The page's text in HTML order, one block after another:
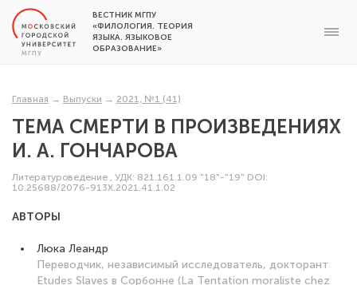
ВЕСТНИК МГПУ
«ФИЛОЛОГИЯ. ТЕОРИЯ
ЯЗЫКА. ЯЗЫКОВОЕ
ОБРАЗОВАНИЕ»
Главная → Выпуски → 2021, №1 (41)
ТЕМА СМЕРТИ В ПРОИЗВЕДЕНИЯХ
И. А. ГОНЧАРОВА
Литературоведение , УДК: 821.161.1.09 "18"-"19" DOI:
10.25688/2076-913Х.2021.41.1.02
АВТОРЫ
Люка Леандр
Переводчик, независимый исследователь, докторант
Etudes Slaves в Сорбонне (La Tentation moraliste chez